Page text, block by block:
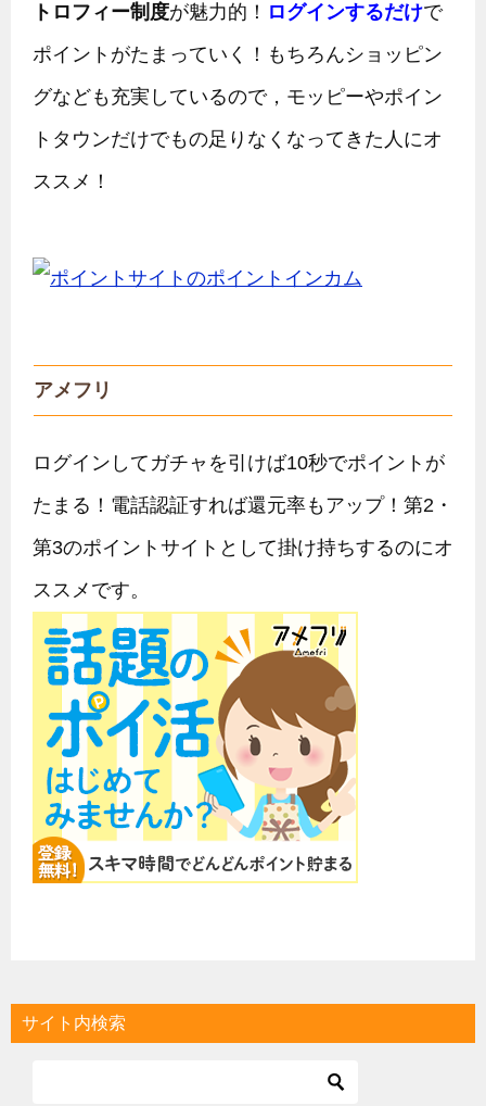
トロフィー制度が魅力的！ ログインするだけで
ポイントがたまっていく！もちろんショッピン
グなども充実しているので，モッピーやポイン
トタウンだけでもの足りなくなってきた人にオ
ススメ！
アメフリ
ログインしてガチャを引けば10秒でポイントが
たまる！電話認証すれば還元率もアップ！第2・
第3のポイントサイトとして掛け持ちするのにオ
ススメです。
サイト内検索